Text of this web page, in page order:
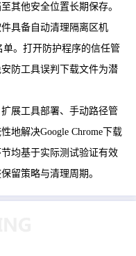
其他安全位置长期保存。
具备自动清理隔离区机
单。打开防护程序的信任管
防工具误判下载文件为潜
展工具部署、手动路径管
地解决Google Chrome下载
均基于实际测试验证有效
留策略与清理周期。